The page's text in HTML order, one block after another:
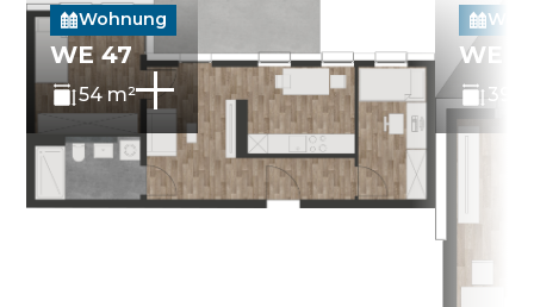
WE 47
54 m²
Wohnung
WE
39